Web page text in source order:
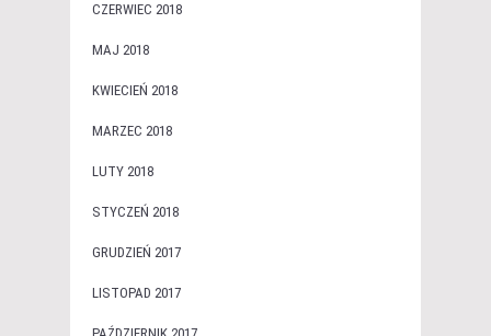
CZERWIEC 2018
MAJ 2018
KWIECIEŃ 2018
MARZEC 2018
LUTY 2018
STYCZEŃ 2018
GRUDZIEŃ 2017
LISTOPAD 2017